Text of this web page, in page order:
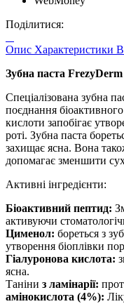
Поділитися:
Опис Характеристики
Зубна паста
Спеціалізована зубна
поєднання біоактивного
кислоти запобігає
роті. Зубна паста
захищає ясна. Вона
допомагає зменшити
Активні інгредієнти:
Біоактивний пептид:
активуючи
Цименол: бореться з
утворення біоплівки
Гіалуронова кислота:
ясна.
Таніни з ламінарії:
амінокислота (4%):